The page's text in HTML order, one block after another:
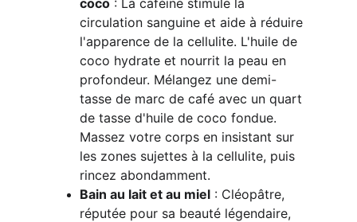
coco : La caféine stimule la
circulation sanguine et aide à réduire
l'apparence de la cellulite. L'huile de
coco hydrate et nourrit la peau en
profondeur. Mélangez une demi-
tasse de marc de café avec un quart
de tasse d'huile de coco fondue.
Massez votre corps en insistant sur
les zones sujettes à la cellulite, puis
rincez abondamment.
Bain au lait et au miel : Cléopâtre,
réputée pour sa beauté légendaire,